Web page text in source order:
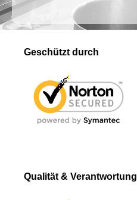
Geschützt durch
Qualität & Verantwortung